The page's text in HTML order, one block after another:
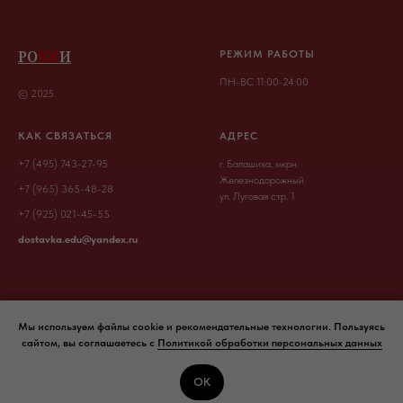
РОККИ
© 2025
РЕЖИМ РАБОТЫ
ПН-ВС 11:00-24:00
КАК СВЯЗАТЬСЯ
+7 (495) 743-27-95
+7 (965) 365-48-28
+7 (925) 021-45-55
dostavka.edu@yandex.ru
АДРЕС
г. Балашиха, мкрн.
Железнодорожный
ул. Луговая стр. 1
Мы используем файлы cookie и рекомендательные технологии. Пользуясь
сайтом, вы соглашаетесь с Политикой обработки персональных данных
ОК